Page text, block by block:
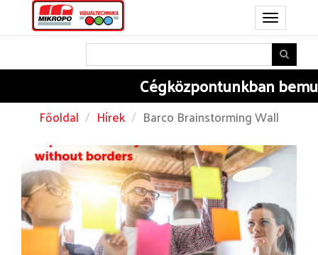
Toggle
navigation
Cégközpontunkban
Főoldal Hírek Barco Brainstorming Wall